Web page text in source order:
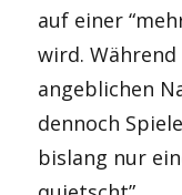
auf einer
wird.
angeblichen
dennoch
bislang nur